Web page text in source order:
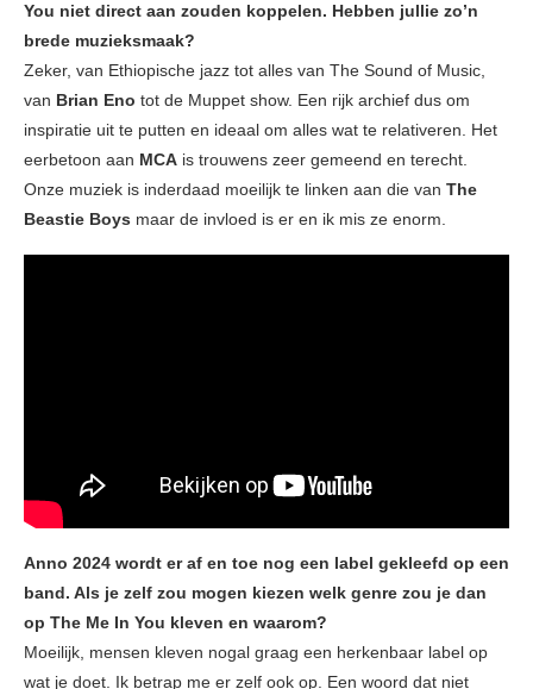
You niet direct aan zouden koppelen. Hebben jullie zo’n
brede muzieksmaak?
Zeker, van Ethiopische jazz tot alles van The Sound of Music,
van Brian Eno tot de Muppet show. Een rijk archief dus om
inspiratie uit te putten en ideaal om alles wat te relativeren. Het
eerbetoon aan MCA is trouwens zeer gemeend en terecht.
Onze muziek is inderdaad moeilijk te linken aan die van The
Beastie Boys maar de invloed is er en ik mis ze enorm.
Anno 2024 wordt er af en toe nog een label gekleefd op een
band. Als je zelf zou mogen kiezen welk genre zou je dan
op The Me In You kleven en waarom?
Moeilijk, mensen kleven nogal graag een herkenbaar label op
wat je doet. Ik betrap me er zelf ook op. Een woord dat niet